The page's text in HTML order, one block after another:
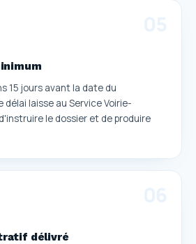
15 jours avant la date du
laisse au Service Voirie-
le dossier et de produire
délivré